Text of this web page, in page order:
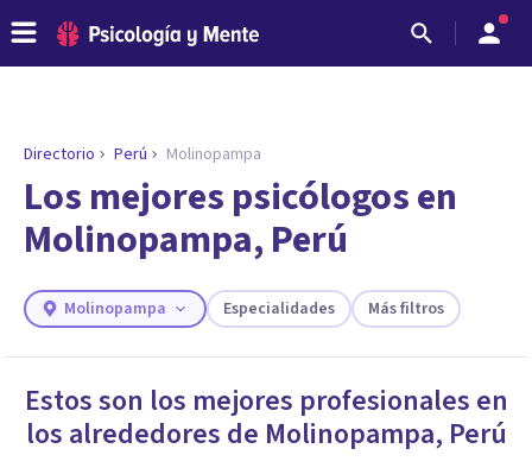
ENCONTRAR MI TERAPEUTA
¿Necesitas ayuda para encontrar el
Directorio Perú Molinopampa
Los mejores psicólogos en
Molinopampa, Perú
Molinopampa Especialidades Más filtros
Estos son los mejores profesionales en
los alrededores de Molinopampa, Perú